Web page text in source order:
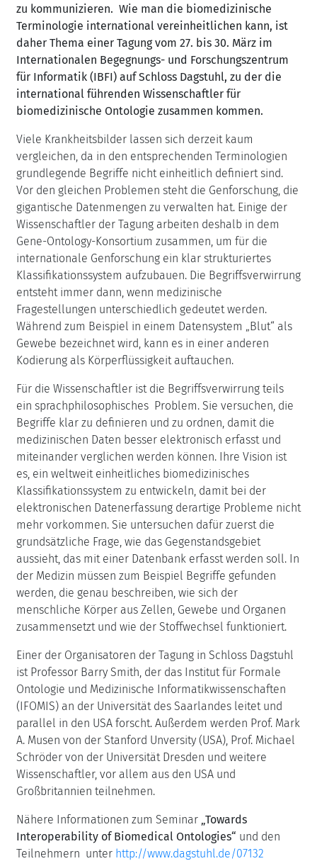
zu kommunizieren. Wie man die biomedizinische
Terminologie international vereinheitlichen kann, ist
daher Thema einer Tagung vom 27. bis 30. März im
Internationalen Begegnungs- und Forschungszentrum
für Informatik (IBFI) auf Schloss Dagstuhl, zu der die
international führenden Wissenschaftler für
biomedizinische Ontologie zusammen kommen.
Viele Krankheitsbilder lassen sich derzeit kaum
vergleichen, da in den entsprechenden Terminologien
grundlegende Begriffe nicht einheitlich definiert sind.
Vor den gleichen Problemen steht die Genforschung, die
gigantische Datenmengen zu verwalten hat. Einige der
Wissenschaftler der Tagung arbeiten deshalb in dem
Gene-Ontology-Konsortium zusammen, um für die
internationale Genforschung ein klar strukturiertes
Klassifikationssystem aufzubauen. Die Begriffsverwirrung
entsteht immer dann, wenn medizinische
Fragestellungen unterschiedlich gedeutet werden.
Während zum Beispiel in einem Datensystem „Blut“ als
Gewebe bezeichnet wird, kann es in einer anderen
Kodierung als Körperflüssigkeit auftauchen.
Für die Wissenschaftler ist die Begriffsverwirrung teils
ein sprachphilosophisches Problem. Sie versuchen, die
Begriffe klar zu definieren und zu ordnen, damit die
medizinischen Daten besser elektronisch erfasst und
miteinander verglichen werden können. Ihre Vision ist
es, ein weltweit einheitliches biomedizinisches
Klassifikationssystem zu entwickeln, damit bei der
elektronischen Datenerfassung derartige Probleme nicht
mehr vorkommen. Sie untersuchen dafür zuerst die
grundsätzliche Frage, wie das Gegenstandsgebiet
aussieht, das mit einer Datenbank erfasst werden soll. In
der Medizin müssen zum Beispiel Begriffe gefunden
werden, die genau beschreiben, wie sich der
menschliche Körper aus Zellen, Gewebe und Organen
zusammensetzt und wie der Stoffwechsel funktioniert.
Einer der Organisatoren der Tagung in Schloss Dagstuhl
ist Professor Barry Smith, der das Institut für Formale
Ontologie und Medizinische Informatikwissenschaften
(IFOMIS) an der Universität des Saarlandes leitet und
parallel in den USA forscht. Außerdem werden Prof. Mark
A. Musen von der Stanford Unversity (USA), Prof. Michael
Schröder von der Universität Dresden und weitere
Wissenschaftler, vor allem aus den USA und
Großbritannien teilnehmen.
Nähere Informationen zum Seminar „Towards
Interoperability of Biomedical Ontologies“ und den
Teilnehmern unter http://www.dagstuhl.de/07132